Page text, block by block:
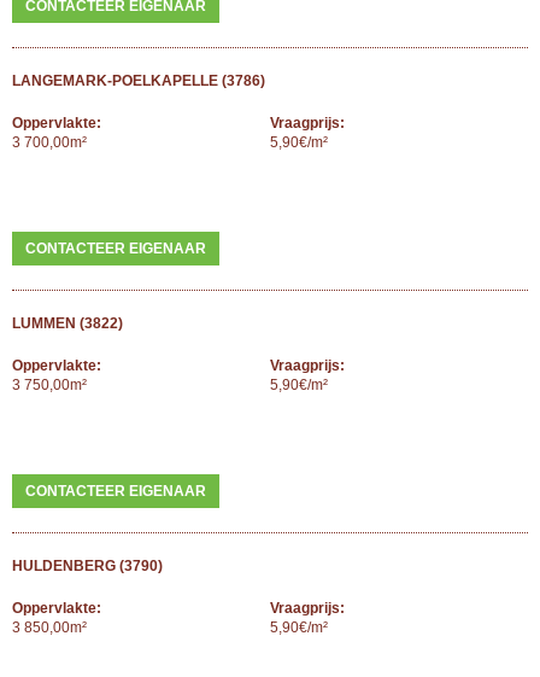
CONTACTEER EIGENAAR
LANGEMARK-POELKAPELLE (3786)
Oppervlakte:
3 700,00m²
Vraagprijs:
5,90€/m²
CONTACTEER EIGENAAR
LUMMEN (3822)
Oppervlakte:
3 750,00m²
Vraagprijs:
5,90€/m²
CONTACTEER EIGENAAR
HULDENBERG (3790)
Oppervlakte:
3 850,00m²
Vraagprijs:
5,90€/m²